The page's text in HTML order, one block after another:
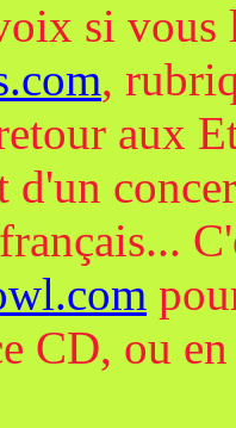
si vous
,
aux
d'un
CD, ou